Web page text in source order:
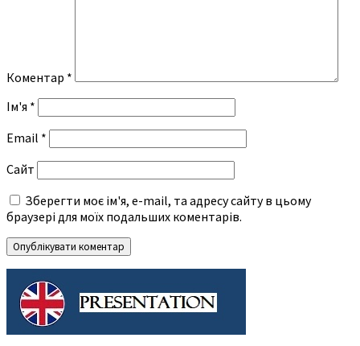
Коментар *
Ім'я *
Email *
Сайт
Зберегти моє ім'я, e-mail, та адресу сайту в цьому
браузері для моїх подальших коментарів.